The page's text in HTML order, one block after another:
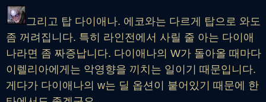
그리고 탑 다이애나. 에코와는 다르게 탑으로 와도
좀 꺼려집니다. 특히 라인전에서 사릴 줄 아는 다이애
나라면 좀 짜증납니다. 다이애나의 W가 돌아올 때마다
이렐리아에게는 악영향을 끼치는 일이기 때문입니다.
게다가 다이애나의 w는 딜 옵션이 붙어있기 때문에 한